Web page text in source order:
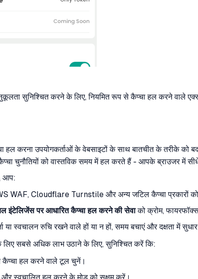
सुनिश्चित करने के लिए, नियमित रूप से कैप्चा हल करने वाले
हल करना उपयोगकर्ताओं के वेबसाइटों के साथ बातचीत के तरीके को
चुनौतियों को वास्तविक समय में हल करते हैं - आपके ब्राउजर में
आप:
WAF, Cloudflare Turnstile और अन्य जटिल कैप्चा प्रकारों
इंटेलिजेंस पर आधारित कैप्चा हल करने की सेवाको क्रोम,
या स्वचालन रुचि रखने वाले हों या न हों, समय बचाएं और दक्षता में
लिए सबसे अधिक लाभ उठाने के लिए, सुनिश्चित करें कि:
हल करने वाले टूल चुनें।
स्वचालित हल करने के मोड को सक्षम करें।